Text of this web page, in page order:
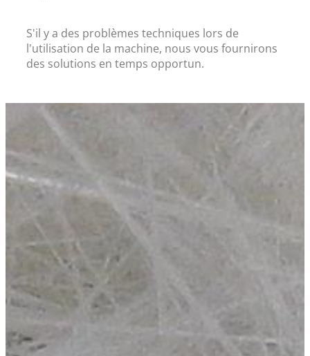
S'il y a des problèmes techniques lors de
l'utilisation de la machine, nous vous fournirons
des solutions en temps opportun.